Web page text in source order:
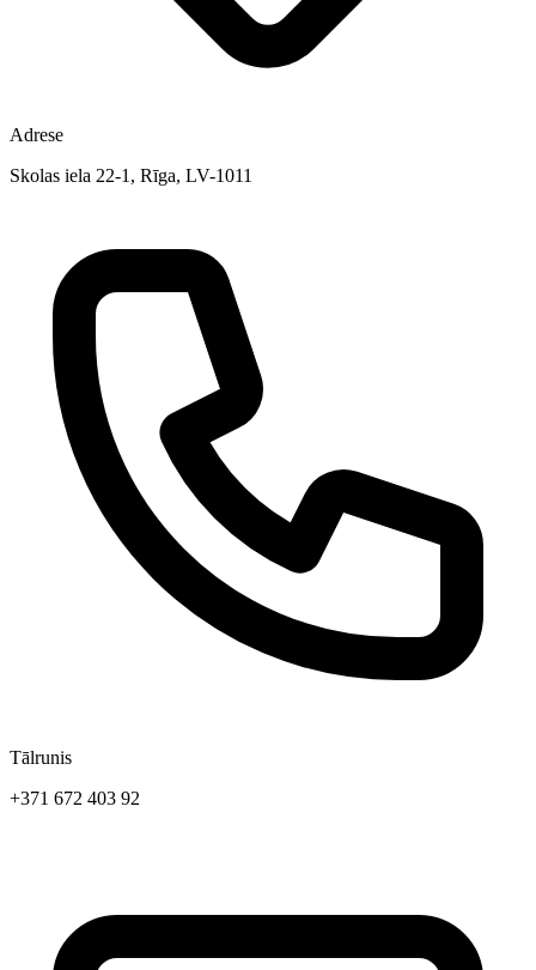
Adrese
Skolas iela 22-1, Rīga, LV-1011
Tālrunis
+371 672 403 92